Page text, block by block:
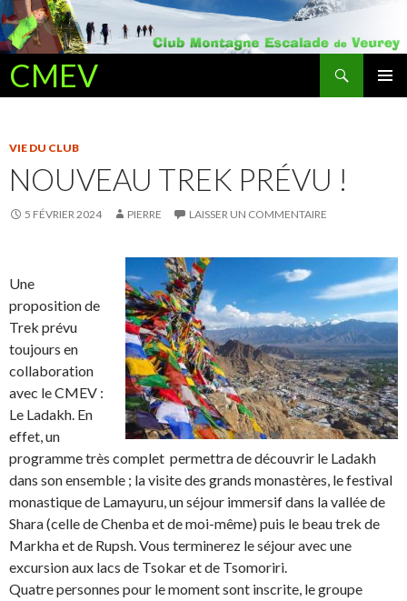
CMEV
Recherche
ALLER AU CONTENU PRINCIPAL
VIE DU CLUB
NOUVEAU TREK PRÉVU !
5 FÉVRIER 2024 PIERRE LAISSER UN COMMENTAIRE
Une
proposition de
Trek prévu
toujours en
collaboration
avec le CMEV :
Le Ladakh. En
effet, un
programme très complet permettra de découvrir le Ladakh
dans son ensemble ; la visite des grands monastères, le festival
monastique de Lamayuru, un séjour immersif dans la vallée de
Shara (celle de Chenba et de moi-même) puis le beau trek de
Markha et de Rupsh. Vous terminerez le séjour avec une
excursion aux lacs de Tsokar et de Tsomoriri.
Quatre personnes pour le moment sont inscrite, le groupe